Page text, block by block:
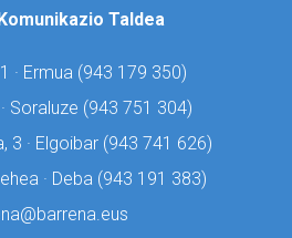
Taldea
· Ermua (943 179 350)
Soraluze (943 751 304)
3 · Elgoibar (943 741 626)
· Deba (943 191 383)